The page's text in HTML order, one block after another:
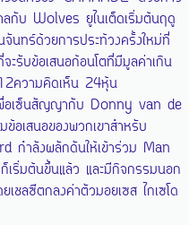
ลกับ Wolves ยูไนเต็ดเริ่มต้นฤดู
นทร์ด้วยการประท้วงครั้งใหม่ที่
ะรับข้อเสนอก้อนโตที่มีมูลค่าเกิน
ความคิดเห็น 24หุ้น
อเซ็นสัญญากับ Donny van de
เสนอของพวกเขาสำหรับ
กำลังผลักดันให้เข้าร่วม Man
ริ่มต้นขึ้นแล้ว และมีกิจกรรมนอก
ชลซีตกลงค่าตัวมอยเซส ไกเซโด